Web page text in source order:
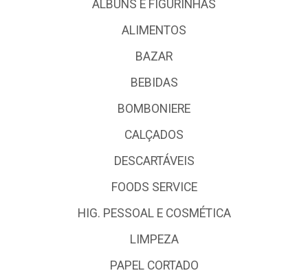
ALBUNS E FIGURINHAS
ALIMENTOS
BAZAR
BEBIDAS
BOMBONIERE
CALÇADOS
DESCARTÁVEIS
FOODS SERVICE
HIG. PESSOAL E COSMÉTICA
LIMPEZA
PAPEL CORTADO